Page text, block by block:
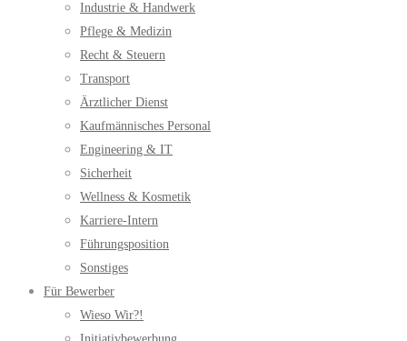
Industrie & Handwerk
Pflege & Medizin
Recht & Steuern
Transport
Ärztlicher Dienst
Kaufmännisches Personal
Engineering & IT
Sicherheit
Wellness & Kosmetik
Karriere-Intern
Führungsposition
Sonstiges
Für Bewerber
Wieso Wir?!